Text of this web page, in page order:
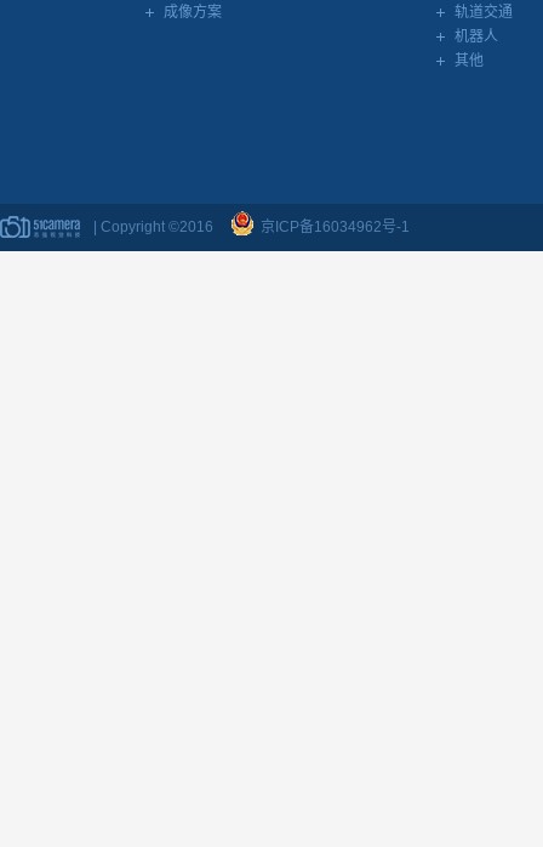
成像方案
轨道交通
机器人
其他
| Copyright ©2016 京ICP备16034962号-1